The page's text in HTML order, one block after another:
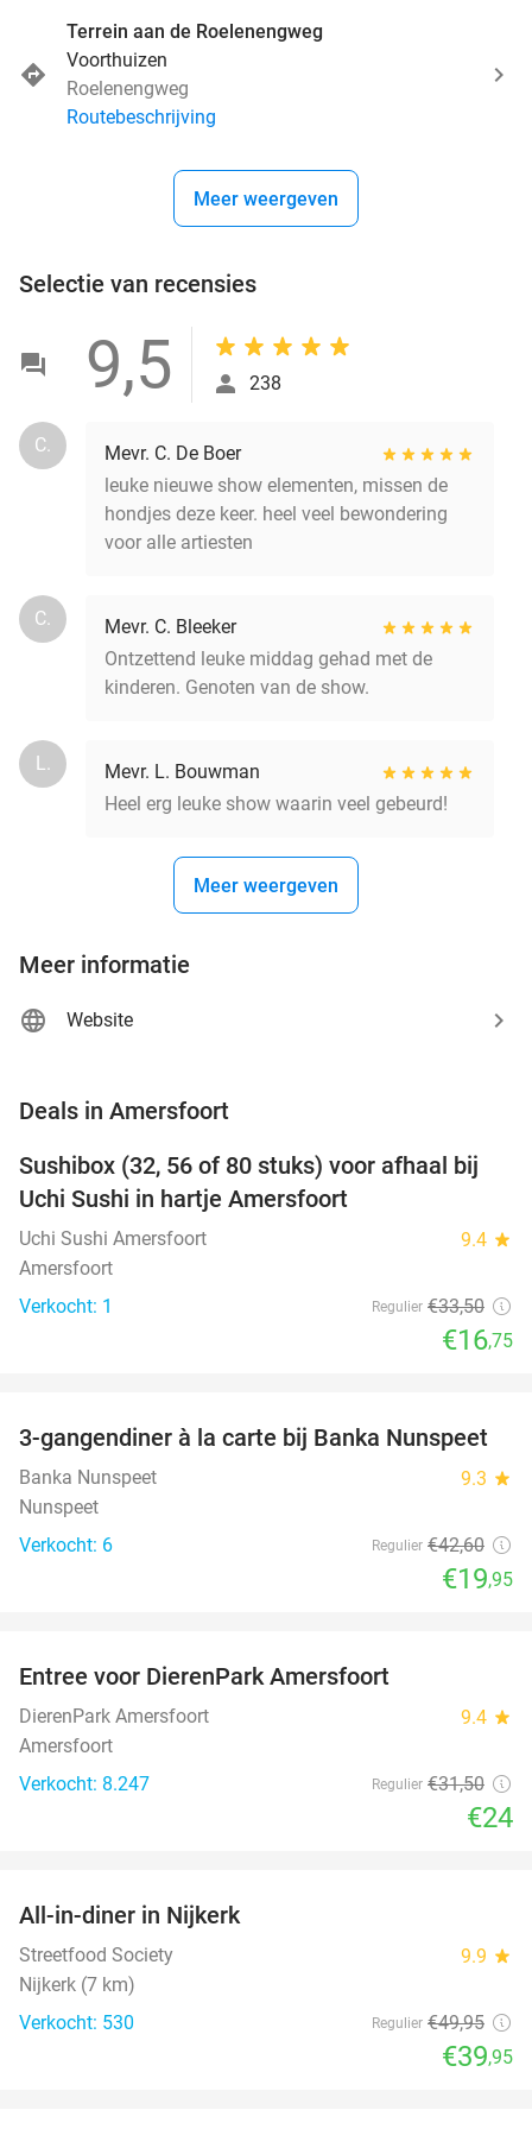
Terrein aan de Roelenengweg
Voorthuizen
Roelenengweg
Routebeschrijving
Meer weergeven
Selectie van recensies
9,5 238
C.
Mevr. C. De Boer
leuke nieuwe show elementen, missen de
hondjes deze keer. heel veel bewondering
voor alle artiesten
C.
Mevr. C. Bleeker
Ontzettend leuke middag gehad met de
kinderen. Genoten van de show.
L.
Mevr. L. Bouwman
Heel erg leuke show waarin veel gebeurd!
Meer weergeven
Meer informatie
Website
Deals in Amersfoort
50%
TODAY
Sushibox (32, 56 of 80 stuks) voor afhaal bij
Uchi Sushi in hartje Amersfoort
Uchi Sushi Amersfoort 9.4 star
Amersfoort
Verkocht: 1
Regulier €33,50
€16,75
53%
NEW
TODAY
3-gangendiner à la carte bij Banka Nunspeet
Banka Nunspeet 9.3 star
Nunspeet
Verkocht: 6
Regulier €42,60
€19,95
Entree voor DierenPark Amersfoort
DierenPark Amersfoort 9.4 star
Amersfoort
Verkocht: 8.247
Regulier €31,50
€24
All-in-diner in Nijkerk
Streetfood Society 9.9 star
Nijkerk (7 km)
Verkocht: 530
Regulier €49,95
€39,95